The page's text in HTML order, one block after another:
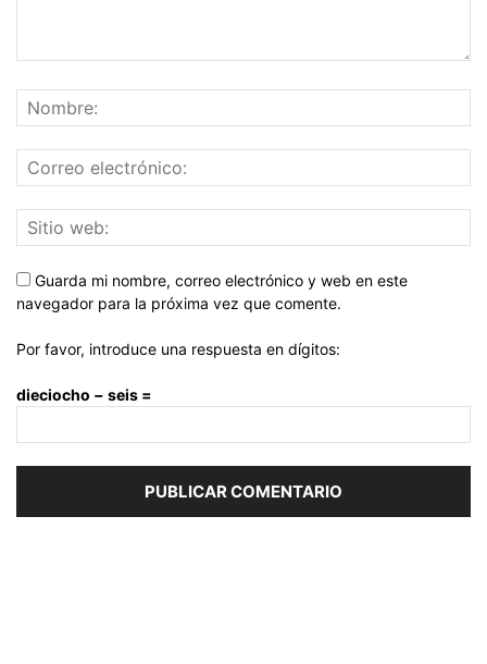
Guarda mi nombre, correo electrónico y web en este
navegador para la próxima vez que comente.
Por favor, introduce una respuesta en dígitos:
dieciocho − seis =